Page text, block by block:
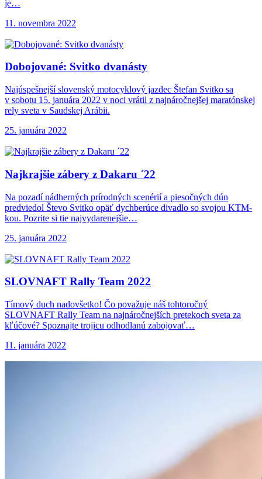
je…
11. novembra 2022
Dobojované: Svitko dvanásty
Najúspešnejší slovenský motocyklový jazdec Štefan Svitko sa
v sobotu 15. januára 2022 v noci vrátil z najnáročnejšej maratónskej
rely sveta v Saudskej Arábii.
25. januára 2022
Najkrajšie zábery z Dakaru ´22
Na pozadí nádherných prírodných scenérií a piesočných dún
predviedol Števo Svitko opäť dychberúce divadlo so svojou KTM-
kou. Pozrite si tie najvydarenejšie…
25. januára 2022
SLOVNAFT Rally Team 2022
Tímový duch nadovšetko! Čo považuje náš tohtoročný
SLOVNAFT Rally Team na najnáročnejších pretekoch sveta za
kľúčové? Spoznajte trojicu odhodlanú zabojovať…
11. januára 2022